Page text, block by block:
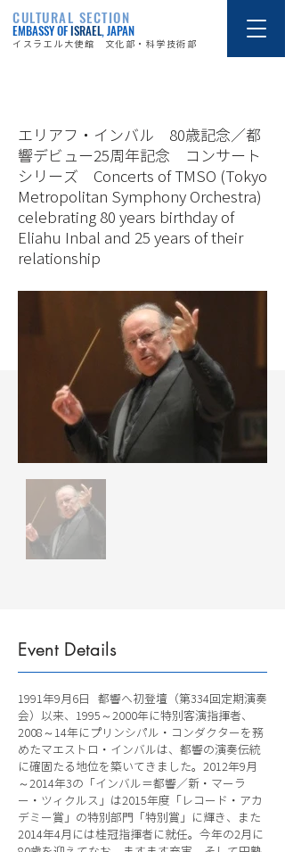
CULTURAL SECTION
EMBASSY OFISRAEL, JAPAN
イスラエル大使館 文化部・科学技術部
エリアフ・インバル 80歳記念／都
響デビュー25周年記念 コンサート
シリーズ Concerts of TMSO (Tokyo
Metropolitan Symphony Orchestra)
celebrating 80 years birthday of
Eliahu Inbal and 25 years of their
relationship
Event Details
1991年9月6日 都響へ初登壇（第334回定期演奏
会）以来、1995～2000年に特別客演指揮者、
2008～14年にプリンシパル・コンダクターを務
めたマエストロ・インバルは、都響の演奏伝統
に確固たる地位を築いてきました。2012年9月
～2014年3の「インバル＝都響／新・マーラ
ー・ツィクルス」は2015年度「レコード・アカ
デミー賞」の特別部門「特別賞」に輝き、また
2014年4月には桂冠指揮者に就任。今年の2月に